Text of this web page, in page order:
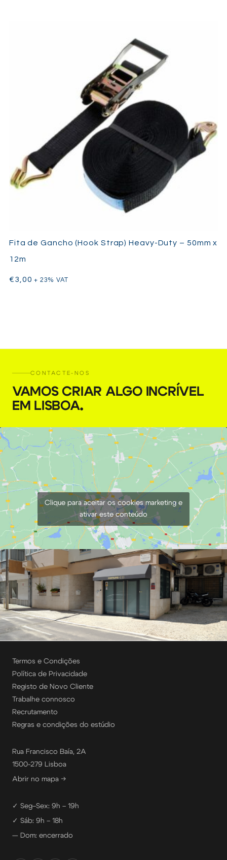
Fita de Gancho (Hook Strap) Heavy-Duty – 50mm x
12m
€3,00 + 23% VAT
CONTACTE-NOS
VAMOS CRIAR ALGO INCRÍVEL
EM LISBOA.
Clique para aceitar os cookies marketing e
ativar este conteúdo
Termos e Condições
Política de Privacidade
Registo de Novo Cliente
Trabalhe connosco
Recrutamento
Regras e condições do estúdio
Rua Francisco Baía, 2A
1500-279 Lisboa
Abrir no mapa →
✓ Seg–Sex: 9h – 19h
✓ Sáb: 9h – 18h
— Dom: encerrado